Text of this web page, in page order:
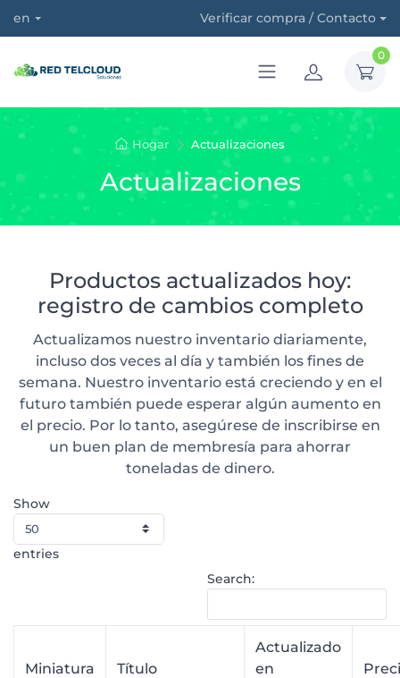
en Verificar compra / Contacto
0
Hogar Actualizaciones
Actualizaciones
Productos actualizados hoy:
registro de cambios completo
Actualizamos nuestro inventario diariamente,
incluso dos veces al día y también los fines de
semana. Nuestro inventario está creciendo y en el
futuro también puede esperar algún aumento en
el precio. Por lo tanto, asegúrese de inscribirse en
un buen plan de membresía para ahorrar
toneladas de dinero.
Show
entries
Search:
Miniatura Título
Actualizado
en